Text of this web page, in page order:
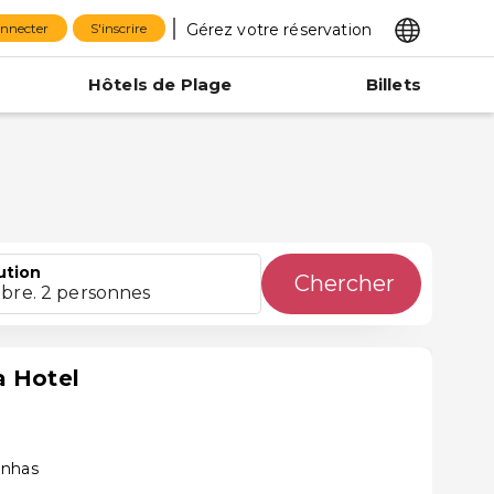
S'inscrire Gérez votre réservation
Hôtels de Plage Billets
2 personnes Chercher
Hotel